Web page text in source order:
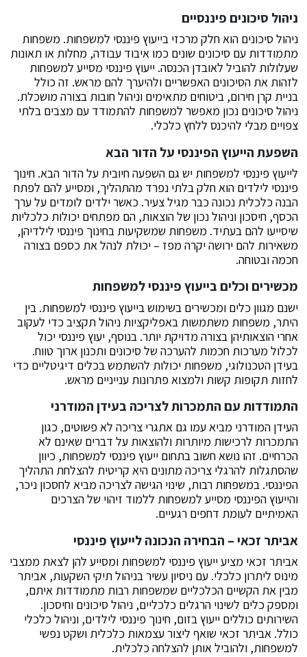
ניהול סיכונים פיננסיים
ניהול סיכונים הוא חלק מרכזי בייעוץ פיננסי למשפחות. משפחות
מתמודדות עם סיכונים שונים כמו איבוד עבודה, מחלות או תאונות
שעלולות להוביל לאובדן הכנסה. ייעוץ פיננסי מסייע למשפחות
לזהות את הסיכונים האפשריים ולהיערך להם מראש. זה כולל
בניית קרן חירום, ביטוחים מתאימים וניהול חובות בצורה מושכלת.
ניהול סיכונים נכון מאפשר למשפחות להתמודד עם מצבים בלתי
צפויים מבלי להיכנס ללחץ כלכלי.
השפעת הייעוץ הפיננסי על הדור הבא
לייעוץ פיננסי למשפחות יש גם השפעה חיובית על הדור הבא. חינוך
פיננסי לילדים הוא חלק בלתי נפרד מהתהליך, ומסייע להם לפתח
הבנה כלכלית נכונה כבר מגיל צעיר. כאשר ילדים לומדים על ערך
הכסף, חיסכון וניהול נכון של הוצאות, הם מפתחים יכולות כלכליות
שיסייעו להם בעתיד. משפחות שמשקיעות בחינוך פיננסי לילדיהן,
משאירות להם ירושה יקרה מפז – יכולת לנהל את כספם בצורה
חכמה ובטוחה.
מכשירים וכלים בייעוץ פיננסי למשפחות
ישנם מגוון כלים ומכשירים בשימוש בייעוץ פיננסי למשפחות. בין
היתר, משפחות משתמשות באפליקציות ניהול תקציב כדי לעקוב
אחרי הוצאותיהן בצורה מדויקת יותר. בנוסף, יעוץ פיננסי יכול
לכלול מערכות חכמות להערכה של סיכונים ותכנון ארוך טווח.
בעידן הטכנולוגי, משפחות יכולות להשתמש בכלים דיגיטליים כדי
לחזות תקופות קשות ולמצוא פתרונות ענייניים מראש.
התמודדות עם התמכרות לצריכה בעידן המודרני
העידן המודרני מביא עמו גם אתגרי צריכה לא פשוטים, כגון
התמכרות לרכישות מיותרות ולהוצאות על דברים שאינם לא
הכרחיים. זהו נושא חשוב בתחום ייעוץ פיננסי למשפחות, כיוון
שהסתגלות להרגלי צריכה מתונים היא קריטית להצלחת התהליך
הפיננסי. במשפחות רבות, שינוי הגישה לצריכה מביא לחסכון ניכר,
והייעוץ הפיננסי מסייע למשפחות ללמוד זיהוי של הצרכים
האמיתיים לעומת דחפים רגעיים.
אביתר זכאי – הבחירה הנכונה לייעוץ פיננסי
אביתר זכאי מציע ייעוץ פיננסי למשפחות ומסייע להן לצאת ממצבי
מינוס ליתרון כלכלי. עם ניסיון עשיר בניהול תיקי השקעות, אביתר
מבין את הקשיים הכלכליים שמשפחות רבות מתמודדות איתם,
ומספק כלים לשינוי הרגלים כלכליים, ניהול סיכונים וחיסכון.
השירותים כוללים ייעוץ בזום, חינוך פיננסי לילדים, וניהול כלכלי
כולל. אביתר זכאי שואף ליצור עצמאות כלכלית ושקט נפשי
למשפחות, ולהוביל אותן להצלחה כלכלית.